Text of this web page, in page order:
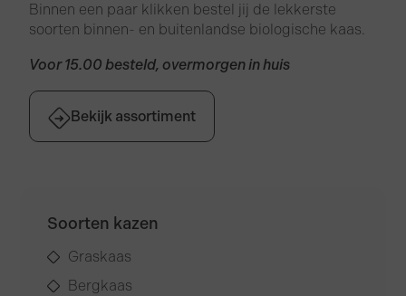
Binnen een paar klikken bestel jij de lekkerste
soorten binnen- en buitenlandse biologische kaas.
Voor 15.00 besteld, overmorgen in huis
Bekijk assortiment
Soorten kazen
Graskaas
Bergkaas